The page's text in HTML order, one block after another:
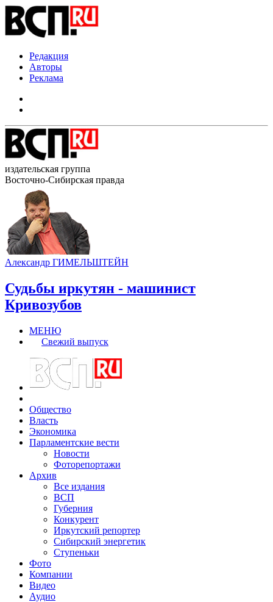
Редакция
Авторы
Реклама
издательская группа
Восточно-Сибирская правда
Александр ГИМЕЛЬШТЕЙН
Судьбы иркутян - машинист
Кривозубов
МЕНЮ
Свежий выпуск
Общество
Власть
Экономика
Парламентские вести
Новости
Фоторепортажи
Архив
Все издания
ВСП
Губерния
Конкурент
Иркутский репортер
Сибирский энергетик
Ступеньки
Фото
Компании
Видео
Аудио